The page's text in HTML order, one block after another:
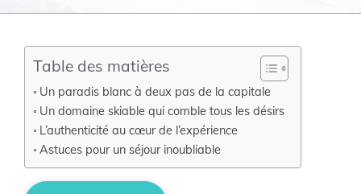
Table des matières
Un paradis blanc à deux pas de la capitale
Un domaine skiable qui comble tous les désirs
L’authenticité au cœur de l’expérience
Astuces pour un séjour inoubliable